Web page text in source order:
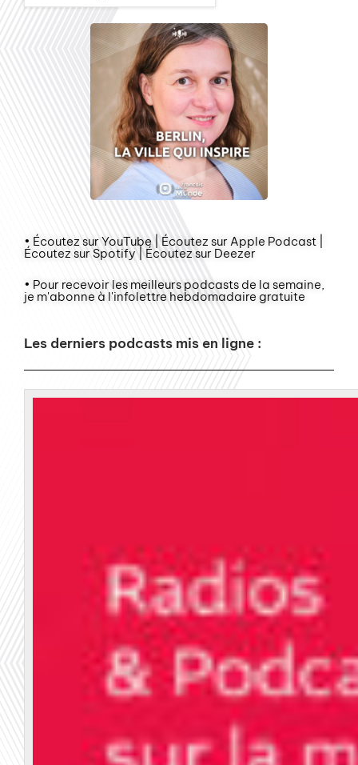
• Écoutez sur YouTube | Écoutez sur Apple Podcast |
Écoutez sur Spotify | Écoutez sur Deezer
• Pour recevoir les meilleurs podcasts de la semaine,
je m'abonne à l'infolettre hebdomadaire gratuite
Les derniers podcasts mis en ligne :